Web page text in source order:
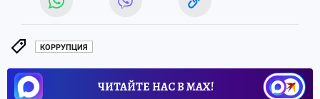
КОРРУПЦИЯ
ЧИТАЙТЕ НАС В МАХ!